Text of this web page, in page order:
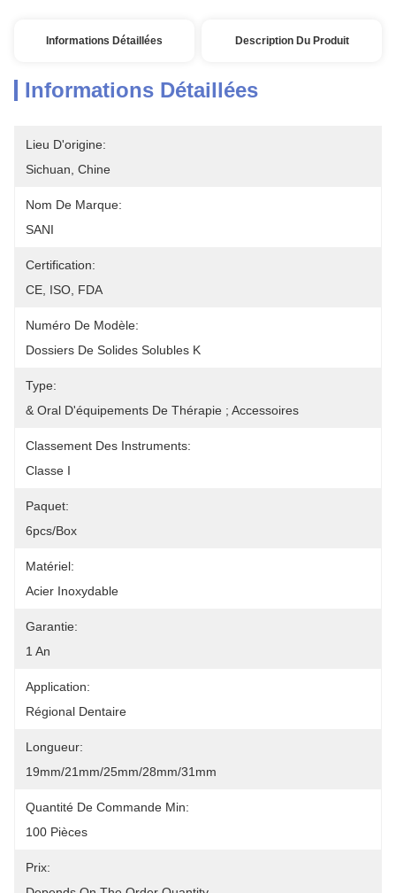
Informations Détaillées Description Du Produit
Informations Détaillées
Lieu D'origine:
Sichuan, Chine
Nom De Marque:
SANI
Certification:
CE, ISO, FDA
Numéro De Modèle:
Dossiers De Solides Solubles K
Type:
& Oral D'équipements De Thérapie ; Accessoires
Classement Des Instruments:
Classe I
Paquet:
6pcs/box
Matériel:
Acier Inoxydable
Garantie:
1 An
Application:
Régional Dentaire
Longueur:
19mm/21mm/25mm/28mm/31mm
Quantité De Commande Min:
100 Pièces
Prix: